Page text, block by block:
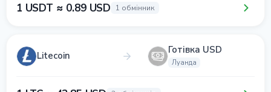
1 USDT ≈ 0.89 USD 1 обмінник
Litecoin Готівка USD
Луанда